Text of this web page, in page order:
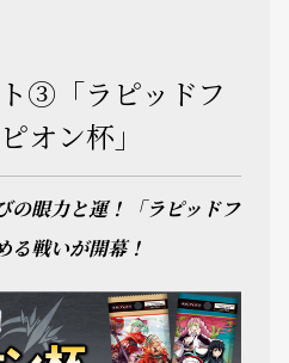
③「ラピッドフ
オン杯」
の眼力と運！「ラピッドフ
る戦いが開幕！